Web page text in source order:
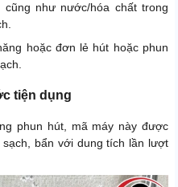
như nước/hóa chất trong
hoặc đơn lẻ hút hoặc phun
tiện dụng
phun hút, mã máy này được
bẩn với dung tích lần lượt